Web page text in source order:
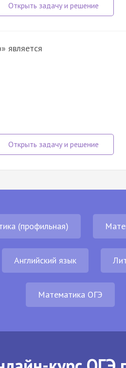
является
(профильная)
Английский язык
Математика ОГЭ